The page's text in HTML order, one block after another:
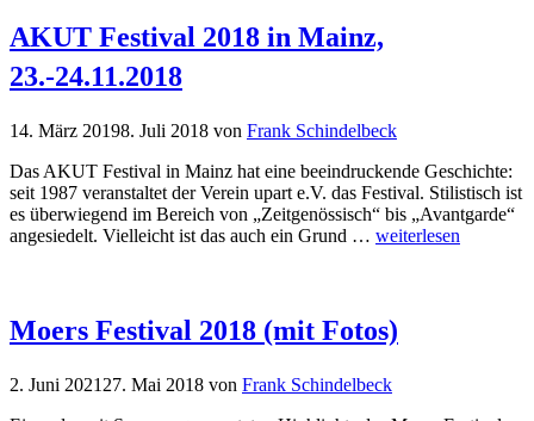
AKUT Festival 2018 in Mainz,
23.-24.11.2018
14. März 20198. Juli 2018 von Frank Schindelbeck
Das AKUT Festival in Mainz hat eine beeindruckende Geschichte:
seit 1987 veranstaltet der Verein upart e.V. das Festival. Stilistisch ist
es überwiegend im Bereich von „Zeitgenössisch“ bis „Avantgarde“
angesiedelt. Vielleicht ist das auch ein Grund … weiterlesen
Moers Festival 2018 (mit Fotos)
2. Juni 2021 27. Mai 2018 von Frank Schindelbeck